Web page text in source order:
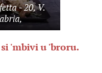
- 20, V.
'mbivi u 'broru.